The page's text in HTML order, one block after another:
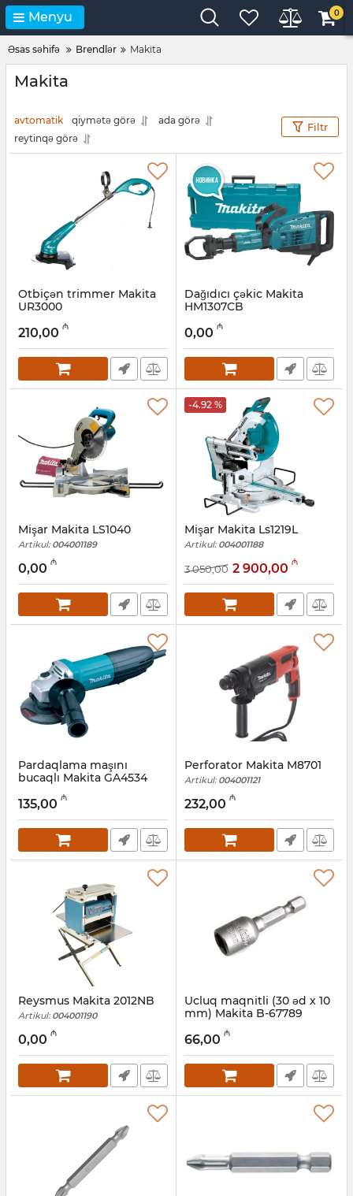
Menyu 0
Əsas səhifə Brendlər Makita
Makita
avtomatik qiymətə görə
ada görə
reytinqə görə
Filtr
Otbiçən trimmer Makita
UR3000
004001047
210,00 ₼
Dağıdıcı çəkic Makita
HM1307CB
004001187
0,00 ₼
Mişar Makita LS1040
Artikul: 004001189
0,00 ₼
-4.92 %
Mişar Makita Ls1219L
Artikul: 004001188
3 050,00 2 900,00 ₼
Pardaqlama maşını
bucaqlı Makita GA4534
004001061
135,00 ₼
Perforator Makita M8701
Artikul: 004001121
232,00 ₼
Reysmus Makita 2012NB
Artikul: 004001190
0,00 ₼
Ucluq maqnitli (30 əd x 10
mm) Makita B-67789
004001186
66,00 ₼